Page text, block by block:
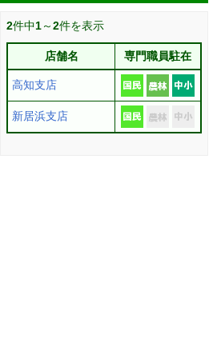
2件中1～2件を表示
店舗名 専門職員駐在
高知支店
新居浜支店